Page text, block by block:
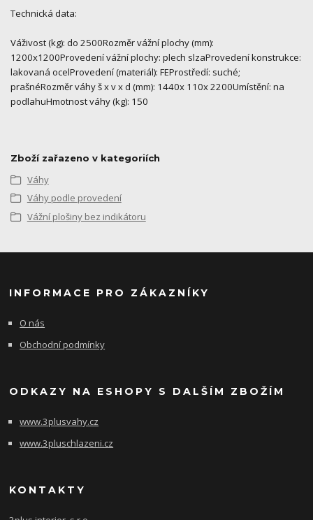
Technická data:
Váživost (kg): do 2500Rozměr vážní plochy (mm):
1200x1200Provedení vážní plochy: plech slzaProvedení konstrukce:
lakovaná ocelProvedení (materiál): FEProstředí: suché;
prašnéRozměr váhy š x v x d (mm): 1440x 110x 2200Umístění: na
podlahuHmotnost váhy (kg): 150
Zboží zařazeno v kategoriích
Váhy
Váhy podle provedení
Vážní plošiny bez indikátoru
INFORMACE PRO ZÁKAZNÍKY
O nás
Obchodní podmínky
ODKAZY NA ESHOPY S DALŠÍM ZBOŽÍM
www.3plusvahy.cz
www.3pluschlazeni.cz
KONTAKTY